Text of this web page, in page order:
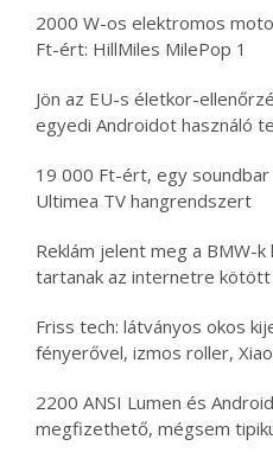
2000 W-os elektromos
Ft-ért: HillMiles MilePop 1
Jön az EU-s életkor-
egyedi Androidot használó
19 000 Ft-ért, egy
Ultimea TV hangrendszert
Reklám jelent meg a BMW-
tartanak az internetre kötött
Friss tech: látványos okos
fényerővel, izmos roller,
2200 ANSI Lumen és
megfizethető, mégsem